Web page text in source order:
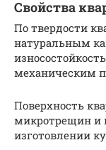
Свойства
По твердости
натуральным
механическим
Поверхность
микротрещин и
изготовлении